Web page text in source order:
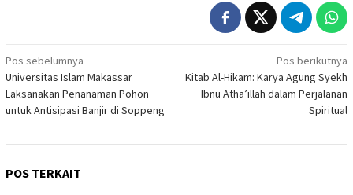
Navigasi
pos
Pos sebelumnya
Universitas Islam Makassar
Laksanakan Penanaman Pohon
untuk Antisipasi Banjir di Soppeng
Pos berikutnya
Kitab Al-Hikam: Karya Agung Syekh
Ibnu Atha’illah dalam Perjalanan
Spiritual
POS TERKAIT